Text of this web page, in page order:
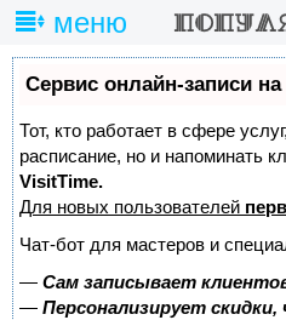
меню
Сервис онлайн-записи
Тот, кто работает в сфере
расписание, но и напоминать
VisitTime.
Для новых пользователей
Чат-бот для мастеров и
— Сам записывает
— Персонализирует